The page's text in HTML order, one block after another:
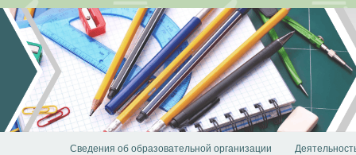
Перейти
основному
содержимому
Сведения об образовательной организации